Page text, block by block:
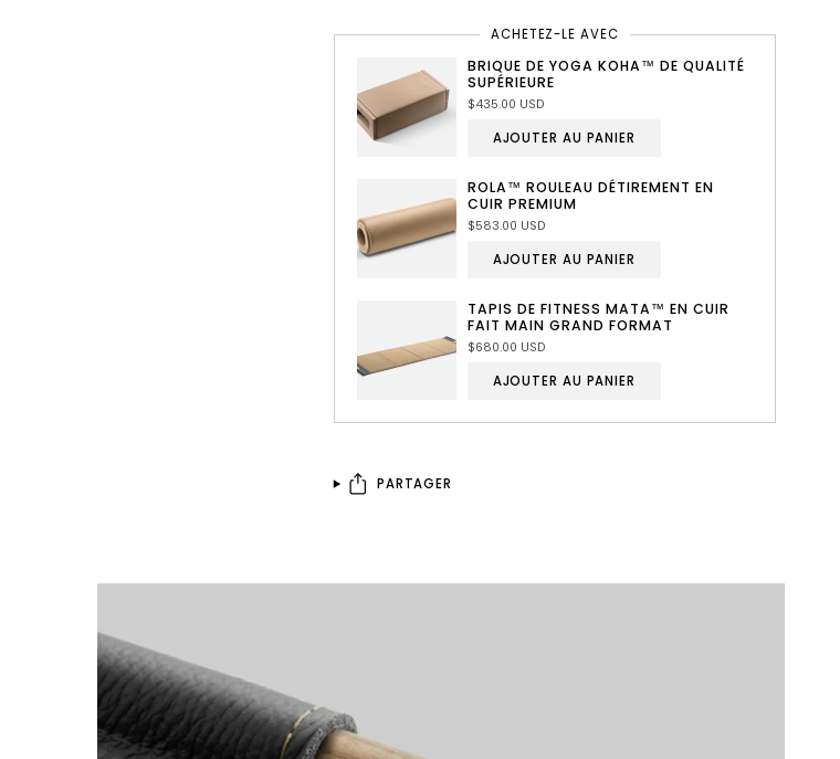
ACHETEZ-LE AVEC
BRIQUE DE YOGA KOHA™ DE QUALITÉ
SUPÉRIEURE
$435.00 USD
AJOUTER AU PANIER
ROLA™ ROULEAU DÉTIREMENT EN
CUIR PREMIUM
$583.00 USD
AJOUTER AU PANIER
TAPIS DE FITNESS MATA™ EN CUIR
FAIT MAIN GRAND FORMAT
$680.00 USD
AJOUTER AU PANIER
PARTAGER